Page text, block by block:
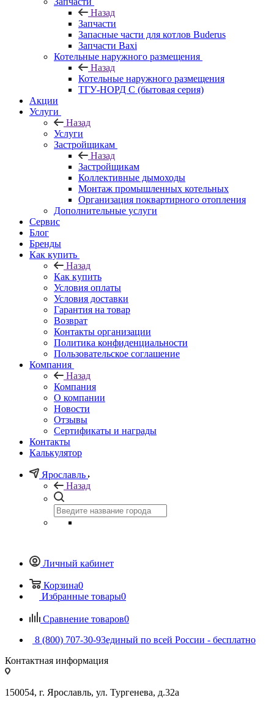
Назад
Запчасти
Запасные части для котлов Buderus
Запчасти Baxi
Котельные наружного размещения
Назад
Котельные наружного размещения
ТГУ-НОРД С (бытовая серия)
Акции
Услуги
Назад
Услуги
Застройщикам
Назад
Застройщикам
Коллективные дымоходы
Монтаж промышленных котельных
Организация поквартирного отопления
Дополнительные услуги
Сервис
Блог
Бренды
Как купить
Назад
Как купить
Условия оплаты
Условия доставки
Гарантия на товар
Возврат
Контакты организации
Политика конфиденциальности
Пользовательское соглашение
Компания
Назад
Компания
О компании
Новости
Отзывы
Сертификаты и награды
Контакты
Калькулятор
Ярославль
Назад
Личный кабинет
Корзина0
Избранные товары0
Сравнение товаров0
8 (800) 707-30-93единый по всей России - бесплатно
Контактная информация
150054, г. Ярославль, ул. Тургенева, д.32а